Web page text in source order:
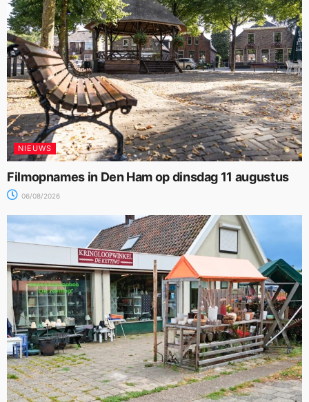
NIEUWS
Filmopnames in Den Ham op dinsdag 11 augustus
06/08/2026